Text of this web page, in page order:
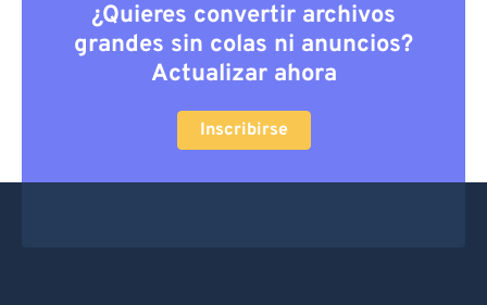
¿Quieres convertir archivos
grandes sin colas ni anuncios?
Actualizar ahora
Inscribirse